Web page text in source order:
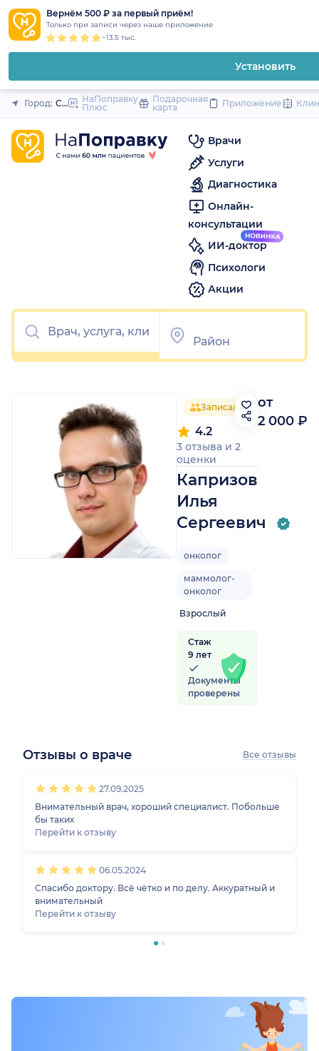
Вернём 500 ₽ за первый приём!
Только при записи через наше приложение
~13.5 тыс.
Установить
Закрыть
Город: СмоленскНаПоправку
Плюс
Подарочная
карта
Приложение
Врачи
Услуги
Диагностика
Онлайн-
консультации
ИИ-доктор
Психологи
Акции
Записалось 20 человек
Капризов
Илья
Сергеевич
4.2
3 отзыва и 2
оценки
онколог
маммолог-
онколог
Взрослый
Стаж
9 лет
Документы
проверены
от
2 000 ₽
Отзывы о враче Все отзывы
27.09.2025
Внимательный врач, хороший специалист. Побольше
бы таких
Перейти к отзыву
06.05.2024
Спасибо доктору. Всё чётко и по делу. Аккуратный и
внимательный
Перейти к отзыву